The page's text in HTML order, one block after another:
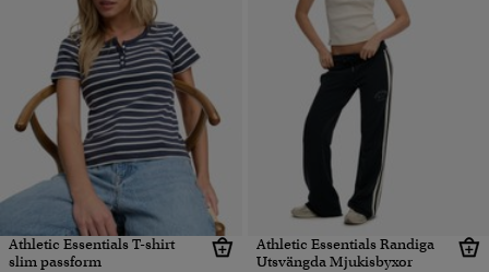
Athletic Essentials T-shirt
slim passform
Athletic Essentials Randiga
Utsvängda Mjukisbyxor